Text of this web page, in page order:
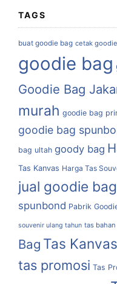
TAGS
buat goodie bag cetak
goodie bag
Goodie Bag
murah goodie bag
goodie bag
bag ultah goody bag
Tas Kanvas Harga Tas
jual goodie bag
spunbond Pabrik
souvenir ulang tahun tas
Bag Tas Kanvas
tas promosi Tas